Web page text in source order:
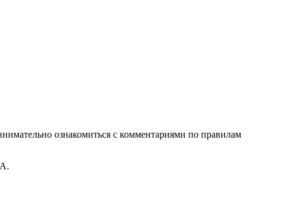
ознакомиться с комментариями по правилам